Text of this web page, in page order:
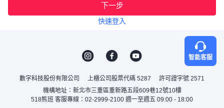
下一步
快速登入
智能客服
數字科技股份有限公司 上櫃公司股票代碼 5287
許可證字號 2571
機構地址：新北市三重區重新路五段609巷12號10樓
518熊班 客服專線：02-2999-2100 週一至週五 09:00 - 18:00